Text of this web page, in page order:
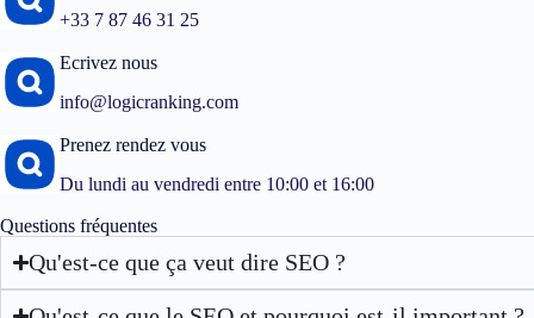
+33 7 87 46 31 25
Ecrivez nous
info@logicranking.com
Prenez rendez vous
Du lundi au vendredi entre 10:00 et 16:00
Questions fréquentes
Qu'est-ce que ça veut dire SEO ?